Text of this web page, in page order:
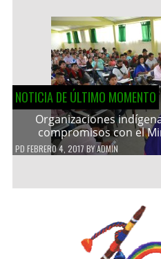
NOTICIA DE ÚLTIMO MOMENTO
Organizaciones
compromisos con el
PD FEBRERO 4, 2017 BYADMIN